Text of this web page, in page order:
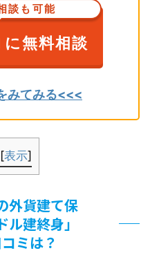
談も可能
無料相談
みてみる<<<
[表示]
外貨建て保
建終身」
ミは？